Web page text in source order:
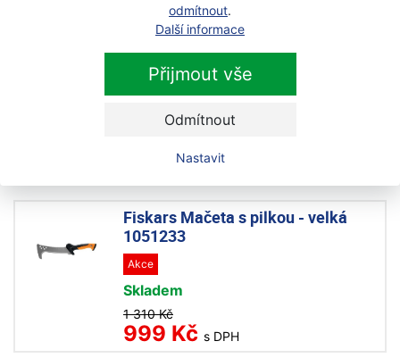
odmítnout.
Další informace
Přijmout vše
Odmítnout
Nastavit
Fiskars Solid mačetová sekerka
malá 1051234
Skladem
1 199 Kč s DPH
Fiskars Mačeta s pilkou - velká
1051233
Akce
Skladem
1 310 Kč
999 Kč s DPH